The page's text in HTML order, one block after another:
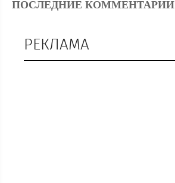
ПОСЛЕДНИЕ КОММЕНТАРИИ
РЕКЛАМА